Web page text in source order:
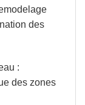
des
:
des zones